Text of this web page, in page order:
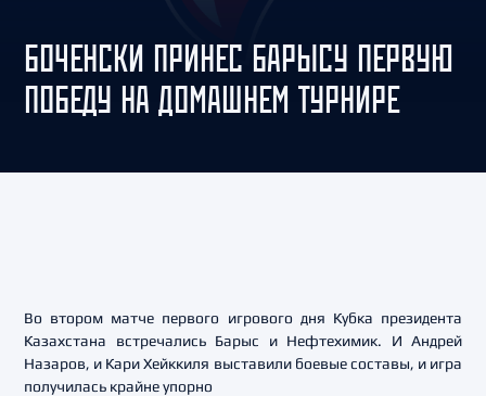
БОЧЕНСКИ ПРИНЕС БАРЫСУ ПЕРВУЮ
ПОБЕДУ НА ДОМАШНЕМ ТУРНИРЕ
Во втором матче первого игрового дня Кубка президента
Казахстана встречались Барыс и Нефтехимик. И Андрей
Назаров, и Кари Хейккиля выставили боевые составы, и игра
получилась крайне упорно